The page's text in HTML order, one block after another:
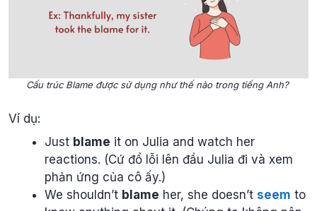
Cấu trúc Blame được sử dụng như thế nào trong tiếng Anh?
Ví dụ:
Just blame it on Julia and watch her
reactions. (Cứ đổ lỗi lên đầu Julia đi và xem
phản ứng của cô ấy.)
We shouldn’t blame her, she doesn’t seem to